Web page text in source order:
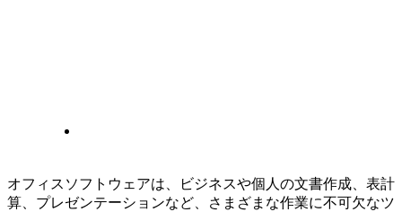
オフィスソフトウェアは、ビジネスや個人の文書作成、表計
算、プレゼンテーションなど、さまざまな作業に不可欠なツ